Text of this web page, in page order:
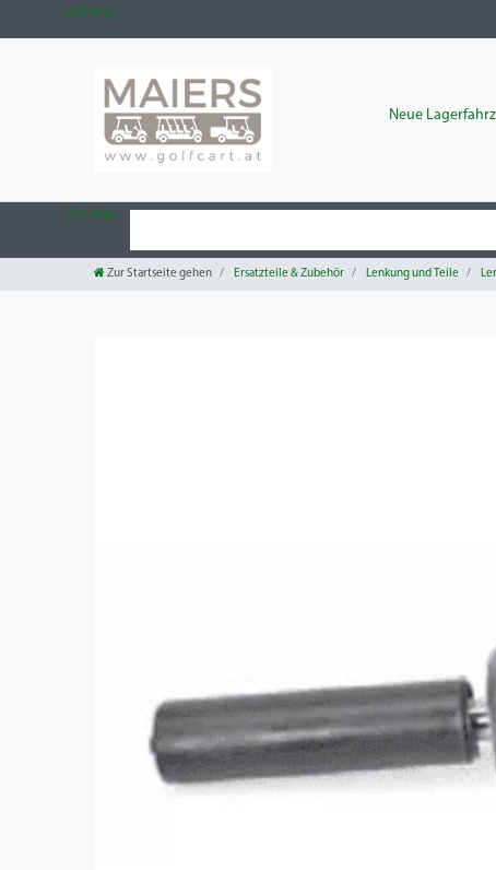
Zum Blog
Neue
Zum Blog
Zur Startseite gehen Ersatzteile & Zubehör Lenkung und Teile